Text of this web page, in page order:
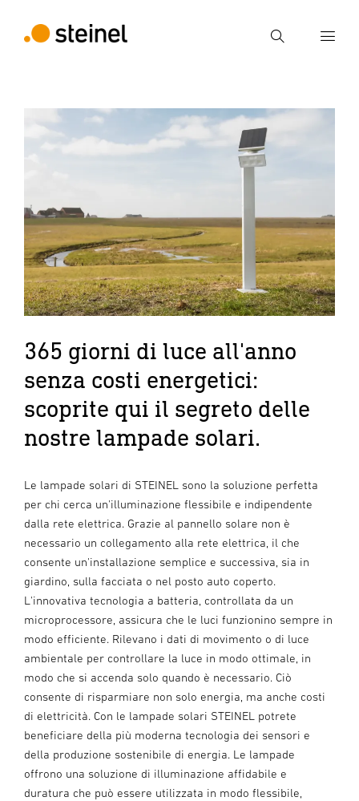
Ricerca
Inserire il termine di ricerca
365 giorni di luce all'anno
senza costi energetici:
scoprite qui il segreto delle
nostre lampade solari.
Le lampade solari di STEINEL sono la soluzione perfetta
per chi cerca un'illuminazione flessibile e indipendente
dalla rete elettrica. Grazie al pannello solare non è
necessario un collegamento alla rete elettrica, il che
consente un'installazione semplice e successiva, sia in
giardino, sulla facciata o nel posto auto coperto.
L'innovativa tecnologia a batteria, controllata da un
microprocessore, assicura che le luci funzionino sempre in
modo efficiente. Rilevano i dati di movimento o di luce
ambientale per controllare la luce in modo ottimale, in
modo che si accenda solo quando è necessario. Ciò
consente di risparmiare non solo energia, ma anche costi
di elettricità. Con le lampade solari STEINEL potrete
beneficiare della più moderna tecnologia dei sensori e
della produzione sostenibile di energia. Le lampade
offrono una soluzione di illuminazione affidabile e
duratura che può essere utilizzata in modo flessibile,